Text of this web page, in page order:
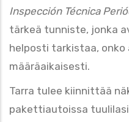
Inspección Técnica
tärkeä tunniste, jonka
helposti tarkistaa,
määräaikaisesti.
Tarra tulee kiinnittää
pakettiautoissa